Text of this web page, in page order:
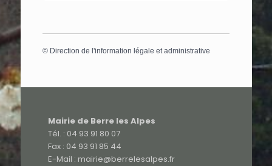
© Direction de l'information légale et administrative
Mairie de Berre les Alpes
Tél. : 04 93 91 80 07
Fax : 04 93 91 85 44
E-Mail : mairie@berrelesalpes.fr